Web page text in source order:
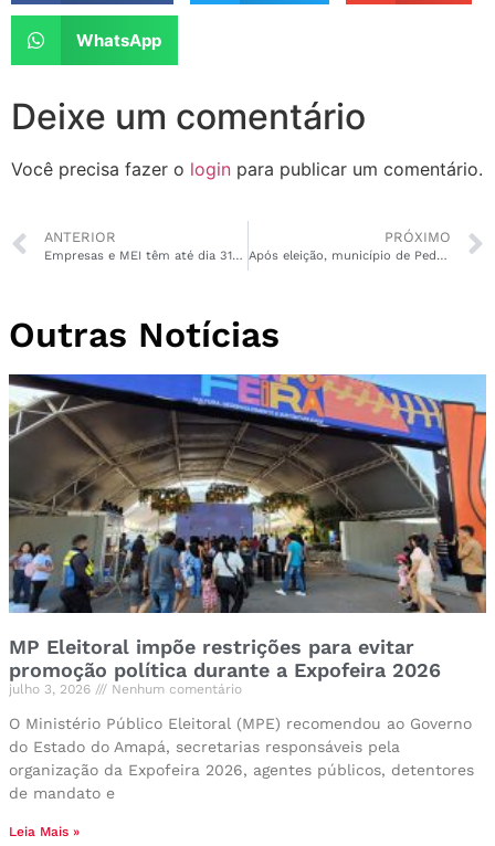
WhatsApp
Deixe um comentário
Você precisa fazer o login para publicar um comentário.
ANTERIOR
Empresas e MEI têm até dia 31 para regularizar dívidas com Simples
PRÓXIMO
Após eleição, município de Pedra Branca entra em calamidade financeira
Outras Notícias
MP Eleitoral impõe restrições para evitar
promoção política durante a Expofeira 2026
julho 3, 2026 Nenhum comentário
O Ministério Público Eleitoral (MPE) recomendou ao Governo
do Estado do Amapá, secretarias responsáveis pela
organização da Expofeira 2026, agentes públicos, detentores
de mandato e
Leia Mais »